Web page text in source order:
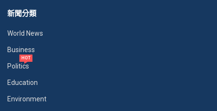
新聞分類
World News
Business
Politics
HOT
Education
Environment